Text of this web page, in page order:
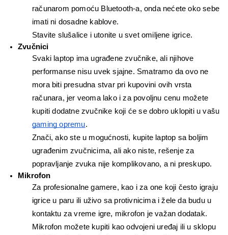
računarom pomoću Bluetooth-a, onda nećete oko sebe
imati ni dosadne kablove.
Stavite slušalice i utonite u svet omiljene igrice.
Zvučnici
Svaki laptop ima ugrađene zvučnike, ali njihove
performanse nisu uvek sjajne. Smatramo da ovo ne
mora biti presudna stvar pri kupovini ovih vrsta
računara, jer veoma lako i za povoljnu cenu možete
gaming opremu.
Znači, ako ste u mogućnosti, kupite laptop sa boljim
ugrađenim zvučnicima, ali ako niste, rešenje za
popravljanje zvuka nije komplikovano, a ni preskupo.
Mikrofon
Za profesionalne gamere, kao i za one koji često igraju
igrice u paru ili uživo sa protivnicima i žele da budu u
kontaktu za vreme igre, mikrofon je važan dodatak.
Mikrofon možete kupiti kao odvojeni uređaj ili u sklopu